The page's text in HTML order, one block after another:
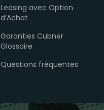
Leasing avec Option
d’Achat
Garanties Cubner
Glossaire
Questions fréquentes